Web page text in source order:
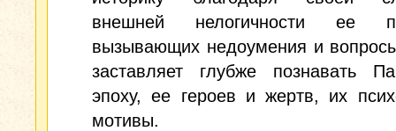
внешней нелогичности ее
вызывающих недоумения и
заставляет глубже познавать
эпоху, ее героев и жертв, их
мотивы.